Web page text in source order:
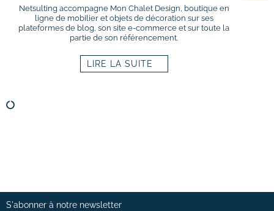
Netsulting accompagne Mon Chalet Design, boutique en
ligne de mobilier et objets de décoration sur ses
plateformes de blog, son site e-commerce et sur toute la
partie de son référencement.
LIRE LA SUITE
S'abonner à notre newsletter